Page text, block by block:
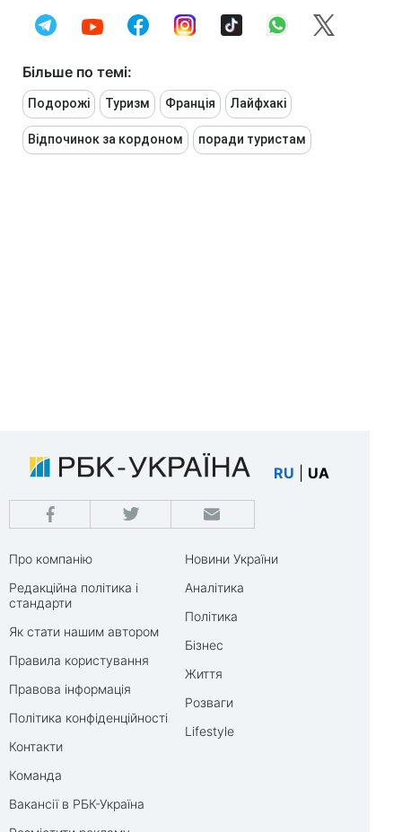
Більше по темі:
Подорожі Туризм Франція Лайфхакі
Відпочинок за кордоном поради туристам
RU UA
Про компанію
Редакційна політика і
стандарти
Як стати нашим автором
Правила користування
Правова інформація
Політика конфіденційності
Контакти
Команда
Вакансії в РБК-Україна
Новини України
Аналітика
Політика
Бізнес
Життя
Розваги
Lifestyle